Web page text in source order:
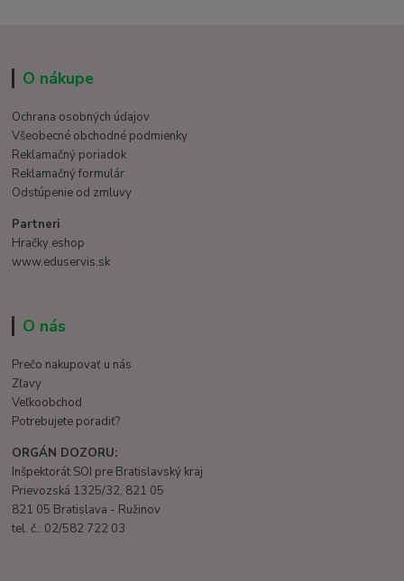
O nákupe
Ochrana osobných údajov
Všeobecné obchodné podmienky
Reklamačný poriadok
Reklamačný formulár
Odstúpenie od zmluvy
Partneri
Hračky eshop
www.eduservis.sk
O nás
Prečo nakupovať u nás
Zľavy
Veľkoobchod
Potrebujete poradiť?
ORGÁN DOZORU:
Inšpektorát SOI pre Bratislavský kraj
Prievozská 1325/32, 821 05
821 05 Bratislava - Ružinov
tel. č.: 02/582 722 03